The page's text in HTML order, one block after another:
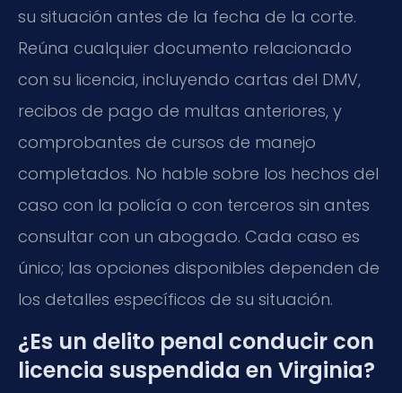
su situación antes de la fecha de la corte.
Reúna cualquier documento relacionado
con su licencia, incluyendo cartas del DMV,
recibos de pago de multas anteriores, y
comprobantes de cursos de manejo
completados. No hable sobre los hechos del
caso con la policía o con terceros sin antes
consultar con un abogado. Cada caso es
único; las opciones disponibles dependen de
los detalles específicos de su situación.
¿Es un delito penal conducir con
licencia suspendida en Virginia?